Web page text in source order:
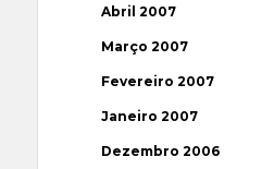
Abril 2007
Março 2007
Fevereiro 2007
Janeiro 2007
Dezembro 2006